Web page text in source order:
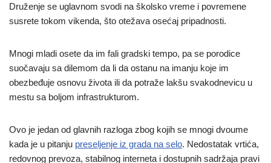
Druženje se uglavnom svodi na školsko vreme i povremene
susrete tokom vikenda, što otežava osećaj pripadnosti.
Mnogi mladi osete da im fali gradski tempo, pa se porodice
suočavaju sa dilemom da li da ostanu na imanju koje im
obezbeđuje osnovu života ili da potraže lakšu svakodnevicu u
mestu sa boljom infrastrukturom.
Ovo je jedan od glavnih razloga zbog kojih se mnogi dvoume
kada je u pitanju preseljenje iz grada na selo. Nedostatak vrtića,
redovnog prevoza, stabilnog interneta i dostupnih sadržaja pravi